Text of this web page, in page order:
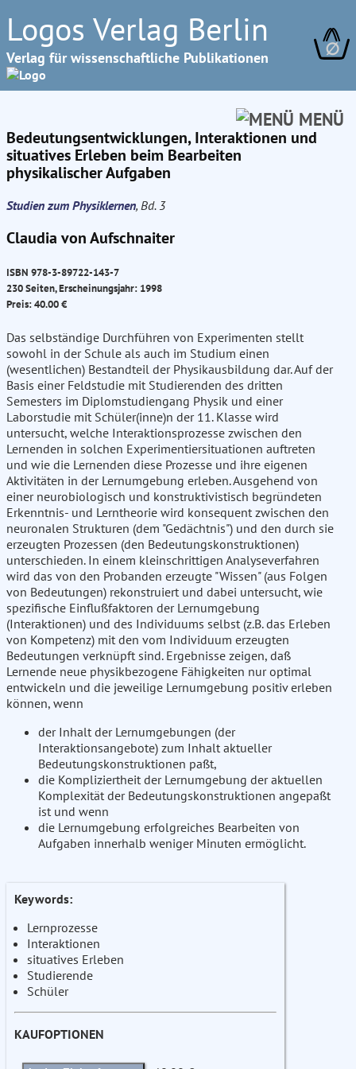
Logos Verlag Berlin
Verlag für wissenschaftliche Publikationen ∅
MENÜ
Bedeutungsentwicklungen, Interaktionen und
situatives Erleben beim Bearbeiten
physikalischer Aufgaben
Studien zum Physiklernen, Bd. 3
Claudia von Aufschnaiter
ISBN 978-3-89722-143-7
230 Seiten, Erscheinungsjahr: 1998
Preis: 40.00 €
Das selbständige Durchführen von Experimenten stellt
sowohl in der Schule als auch im Studium einen
(wesentlichen) Bestandteil der Physikausbildung dar. Auf der
Basis einer Feldstudie mit Studierenden des dritten
Semesters im Diplomstudiengang Physik und einer
Laborstudie mit Schüler(inne)n der 11. Klasse wird
untersucht, welche Interaktionsprozesse zwischen den
Lernenden in solchen Experimentiersituationen auftreten
und wie die Lernenden diese Prozesse und ihre eigenen
Aktivitäten in der Lernumgebung erleben. Ausgehend von
einer neurobiologisch und konstruktivistisch begründeten
Erkenntnis- und Lerntheorie wird konsequent zwischen den
neuronalen Strukturen (dem "Gedächtnis") und den durch sie
erzeugten Prozessen (den Bedeutungskonstruktionen)
unterschieden. In einem kleinschrittigen Analyseverfahren
wird das von den Probanden erzeugte "Wissen" (aus Folgen
von Bedeutungen) rekonstruiert und dabei untersucht, wie
spezifische Einflußfaktoren der Lernumgebung
(Interaktionen) und des Individuums selbst (z.B. das Erleben
von Kompetenz) mit den vom Individuum erzeugten
Bedeutungen verknüpft sind. Ergebnisse zeigen, daß
Lernende neue physikbezogene Fähigkeiten nur optimal
entwickeln und die jeweilige Lernumgebung positiv erleben
können, wenn
der Inhalt der Lernumgebungen (der
Interaktionsangebote) zum Inhalt aktueller
Bedeutungskonstruktionen paßt,
die Kompliziertheit der Lernumgebung der aktuellen
Komplexität der Bedeutungskonstruktionen angepaßt
ist und wenn
die Lernumgebung erfolgreiches Bearbeiten von
Aufgaben innerhalb weniger Minuten ermöglicht.
Keywords:
Lernprozesse
Interaktionen
situatives Erleben
Studierende
Schüler
KAUFOPTIONEN